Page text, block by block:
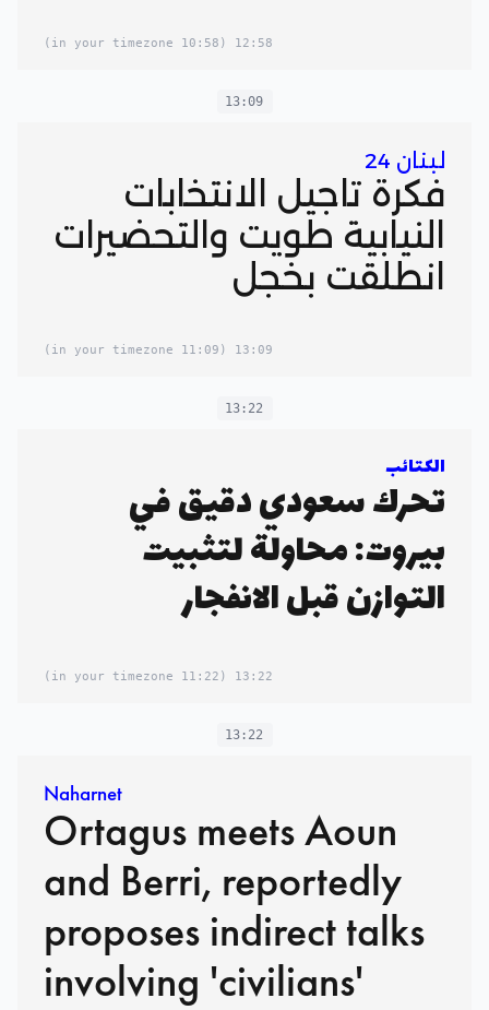
12:58
(10:58 in your timezone)
13:09
لبنان 24
فكرة تاجيل الانتخابات
النيابية طويت والتحضيرات
انطلقت بخجل
13:09
(11:09 in your timezone)
13:22
الكتائب
تحرك سعودي دقيق في
بيروت: محاولة لتثبيت
التوازن قبل الانفجار
13:22
(11:22 in your timezone)
13:22
Naharnet
Ortagus meets Aoun
and Berri, reportedly
proposes indirect talks
involving 'civilians'